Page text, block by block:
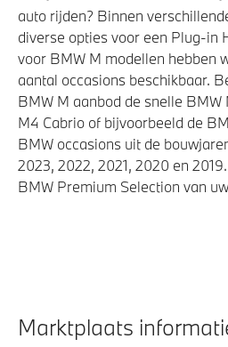
auto rijden? Binnen
diverse opties voor een Plug-in
voor BMW M modellen hebben
aantal occasions beschikbaar.
BMW M aanbod de snelle BMW
M4 Cabrio of bijvoorbeeld de
BMW occasions uit de
2023, 2022, 2021, 2020 en
BMW Premium Selection van
Marktplaats